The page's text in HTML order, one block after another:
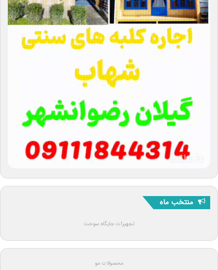
منتخب ماه
تجهیزات جایگاه سوخت
محصولات مو